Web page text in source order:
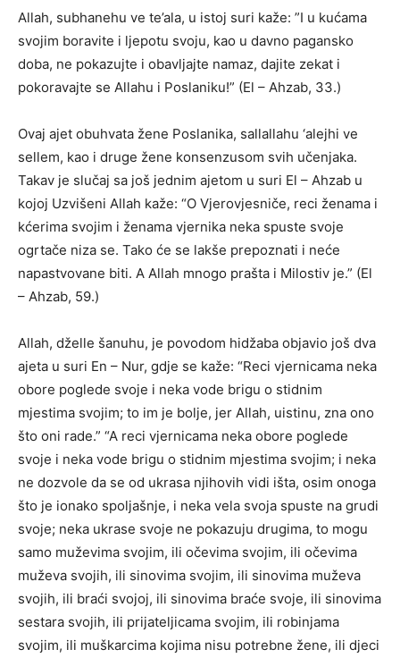
Allah, subhanehu ve te’ala, u istoj suri kaže: ”I u kućama
svojim boravite i ljepotu svoju, kao u davno pagansko
doba, ne pokazujte i obavljajte namaz, dajite zekat i
pokoravajte se Allahu i Poslaniku!” (El – Ahzab, 33.)
Ovaj ajet obuhvata žene Poslanika, sallallahu ‘alejhi ve
sellem, kao i druge žene konsenzusom svih učenjaka.
Takav je slučaj sa još jednim ajetom u suri El – Ahzab u
kojoj Uzvišeni Allah kaže: “O Vjerovjesniče, reci ženama i
kćerima svojim i ženama vjernika neka spuste svoje
ogrtače niza se. Tako će se lakše prepoznati i neće
napastvovane biti. A Allah mnogo prašta i Milostiv je.” (El
– Ahzab, 59.)
Allah, dželle šanuhu, je povodom hidžaba objavio još dva
ajeta u suri En – Nur, gdje se kaže: “Reci vjernicama neka
obore poglede svoje i neka vode brigu o stidnim
mjestima svojim; to im je bolje, jer Allah, uistinu, zna ono
što oni rade.” “A reci vjernicama neka obore poglede
svoje i neka vode brigu o stidnim mjestima svojim; i neka
ne dozvole da se od ukrasa njihovih vidi išta, osim onoga
što je ionako spoljašnje, i neka vela svoja spuste na grudi
svoje; neka ukrase svoje ne pokazuju drugima, to mogu
samo muževima svojim, ili očevima svojim, ili očevima
muževa svojih, ili sinovima svojim, ili sinovima muževa
svojih, ili braći svojoj, ili sinovima braće svoje, ili sinovima
sestara svojih, ili prijateljicama svojim, ili robinjama
svojim, ili muškarcima kojima nisu potrebne žene, ili djeci